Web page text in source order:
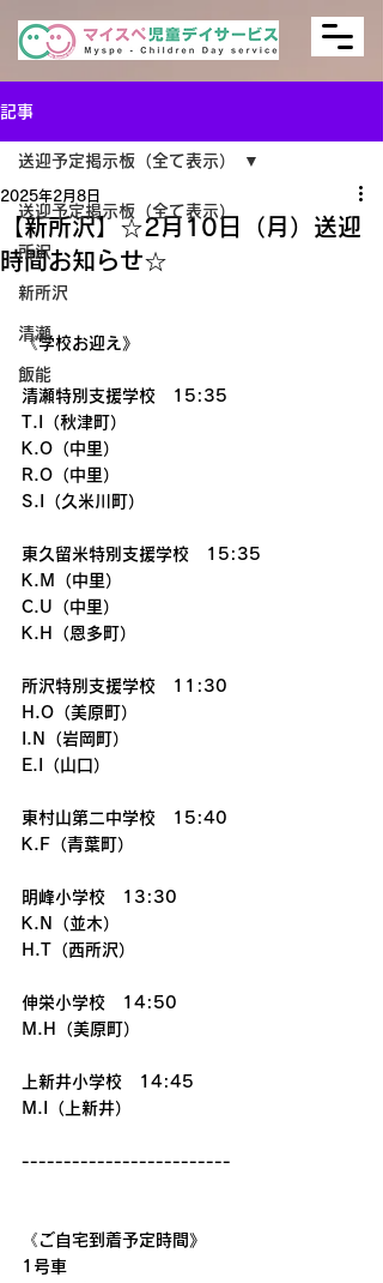
記事
送迎予定掲示板（全て表示）
所沢
新所沢
清瀬
飯能
送迎予定掲示板（全て表示）
【新所沢】☆2月10日（月）送迎
時間お知らせ☆
2025年2月8日
《学校お迎え》
清瀬特別支援学校　15:35
T.I（秋津町）
K.O（中里）
R.O（中里）
S.I（久米川町）
東久留米特別支援学校　15:35
K.M（中里）
C.U（中里）
K.H（恩多町）
所沢特別支援学校　11:30
H.O（美原町）
I.N（岩岡町）
E.I（山口）
東村山第二中学校　15:40
K.F（青葉町）
明峰小学校　13:30
K.N（並木）
H.T（西所沢）
伸栄小学校　14:50
M.H（美原町）
上新井小学校　14:45
M.I（上新井）
-------------------------
《ご自宅到着予定時間》
1号車